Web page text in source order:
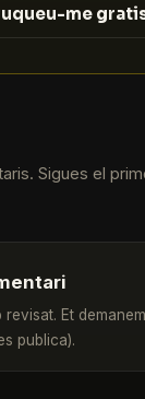
me
Sigues el
revisat. Et
publica).